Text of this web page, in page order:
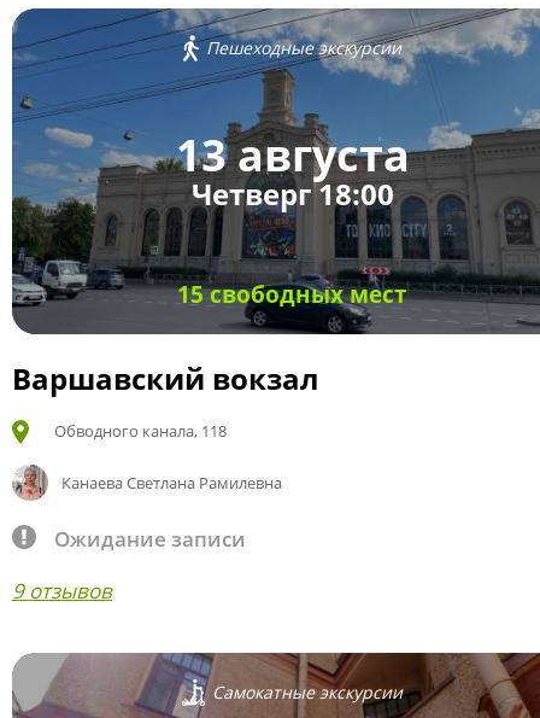
Пешеходные экскурсии
13 августа
Четверг 18:00
15 свободных мест
Варшавский вокзал
Обводного канала, 118
Канаева Светлана Рамилевна
Ожидание записи
9 отзывов
Самокатные экскурсии